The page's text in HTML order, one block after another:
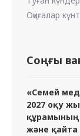
Оқиғалар
Соңғы
«Семей
2027 оқу
құрамының
және